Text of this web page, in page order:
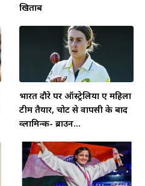
खिताब
भारत दौरे पर ऑस्ट्रेलिया ए महिला
टीम तैयार, चोट से वापसी के बाद
व्लामिन्क- ब्राउन...